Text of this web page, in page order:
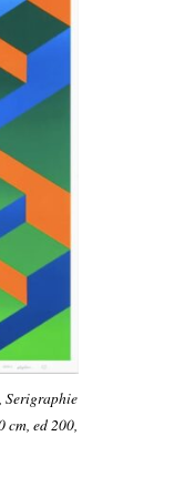
Serigraphie
ed 200,